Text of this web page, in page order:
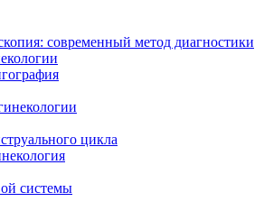
современный метод диагностики
цикла
системы